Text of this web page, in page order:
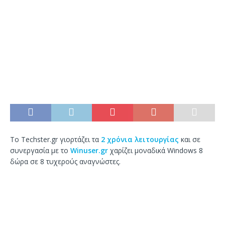
Το Techster.gr γιορτάζει τα 2 χρόνια λειτουργίας και σε
συνεργασία με το Winuser.gr χαρίζει μοναδικά Windows 8
δώρα σε 8 τυχερούς αναγνώστες.